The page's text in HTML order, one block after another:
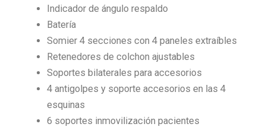
Indicador de ángulo respaldo
Batería
Somier 4 secciones con 4 paneles extraíbles
Retenedores de colchon ajustables
Soportes bilaterales para accesorios
4 antigolpes y soporte accesorios en las 4
esquinas
6 soportes inmovilización pacientes